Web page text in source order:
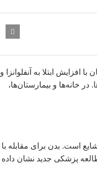
شده است؛ همزمان با افزایش ابتلا به آنفلوانزا و
خانه‌ها و بیمارستان‌ها،
است. بدن برای مقابله با
پزشکی جدید نشان داده